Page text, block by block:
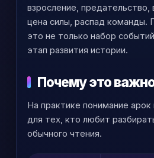
взросление,
цена силы, распад
это не только набор
этап развития истории.
Почему это
На практике понимание
для тех, кто любит
обычного чтения.